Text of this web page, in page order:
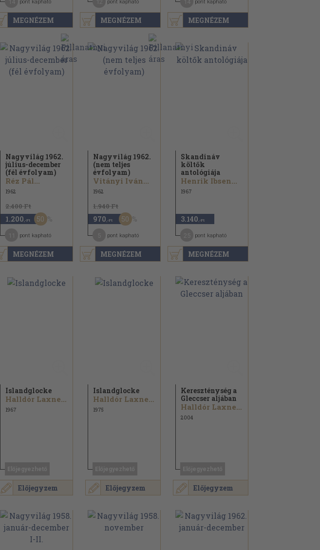
MEGNÉZEM
pont kapható
MEGNÉZEM
pont kapható
MEGNÉZEM
pont kapható
MEGNÉZEM
Nagyvilág 1962.
július-december
(fél évfolyam)
Réz Pál...
1962
2.400 Ft
1.200 ,-Ft 50
pont kapható
MEGNÉZEM
Nagyvilág 1962.
(nem teljes
évfolyam)
Vitányi Iván...
1962
1.940 Ft
970 ,-Ft 50
pont kapható
MEGNÉZEM
Skandináv
költők
antológiája
Henrik Ibsen...
1967
3.140 ,-Ft
pont kapható
Előjegyzem
Islandglocke
Halldór Laxness
1967
Előjegyzem
Islandglocke
Halldór Laxness
1975
Előjegyzem
Kereszténység a
Gleccser aljában
Halldór Laxness
2004